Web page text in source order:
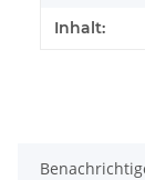
Inhalt: